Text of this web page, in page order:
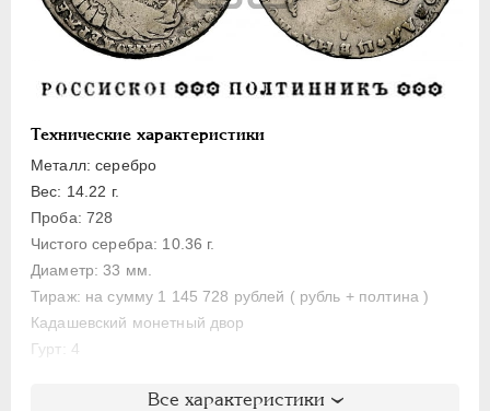
Технические характеристики
Металл: серебро
Вес: 14.22 г.
Проба: 728
Чистого серебра: 10.36 г.
Диаметр: 33 мм.
Тираж: на сумму 1 145 728 рублей ( рубль + полтина )
Кадашевский монетный двор
Гурт: 4
Литература и редкостьВсе характеристики
АННА ИОАННОВНА 1730-1740
ИОАНН АНТОНОВИЧ
1740-1741
ПЕТР III 1762-1762
ЕКАТЕРИНА II 1762-1796
ПАВЕЛ I 1796-1801
АЛЕКСАНДР I
НИКОЛАЙ I
АЛЕКСАНДР II 1855-1881
АЛЕКСАНДР III
1881-1894
НИКОЛАЙ II 1894-1917
ВРЕМЕННОЕ ПРАВ.